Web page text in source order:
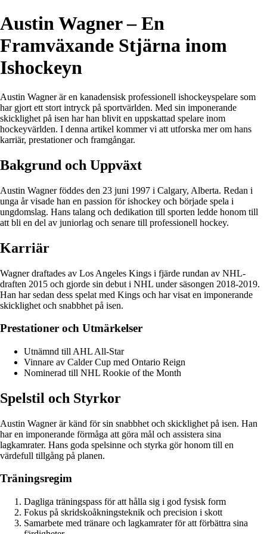
Austin Wagner – En
Framväxande Stjärna inom
Ishockeyn
Austin Wagner är en kanadensisk professionell ishockeyspelare som
har gjort ett stort intryck på sportvärlden. Med sin imponerande
skicklighet på isen har han blivit en uppskattad spelare inom
hockeyvärlden. I denna artikel kommer vi att utforska mer om hans
karriär, prestationer och framgångar.
Bakgrund och Uppväxt
Austin Wagner föddes den 23 juni 1997 i Calgary, Alberta. Redan i
unga år visade han en passion för ishockey och började spela i
ungdomslag. Hans talang och dedikation till sporten ledde honom till
att bli en del av juniorlag och senare till professionell hockey.
Karriär
Wagner draftades av Los Angeles Kings i fjärde rundan av NHL-
draften 2015 och gjorde sin debut i NHL under säsongen 2018-2019.
Han har sedan dess spelat med Kings och har visat en imponerande
skicklighet och snabbhet på isen.
Prestationer och Utmärkelser
Utnämnd till AHL All-Star
Vinnare av Calder Cup med Ontario Reign
Nominerad till NHL Rookie of the Month
Spelstil och Styrkor
Austin Wagner är känd för sin snabbhet och skicklighet på isen. Han
har en imponerande förmåga att göra mål och assistera sina
lagkamrater. Hans goda spelsinne och styrka gör honom till en
värdefull tillgång på planen.
Träningsregim
Dagliga träningspass för att hålla sig i god fysisk form
Fokus på skridskoåkningsteknik och precision i skott
Samarbete med tränare och lagkamrater för att förbättra sina